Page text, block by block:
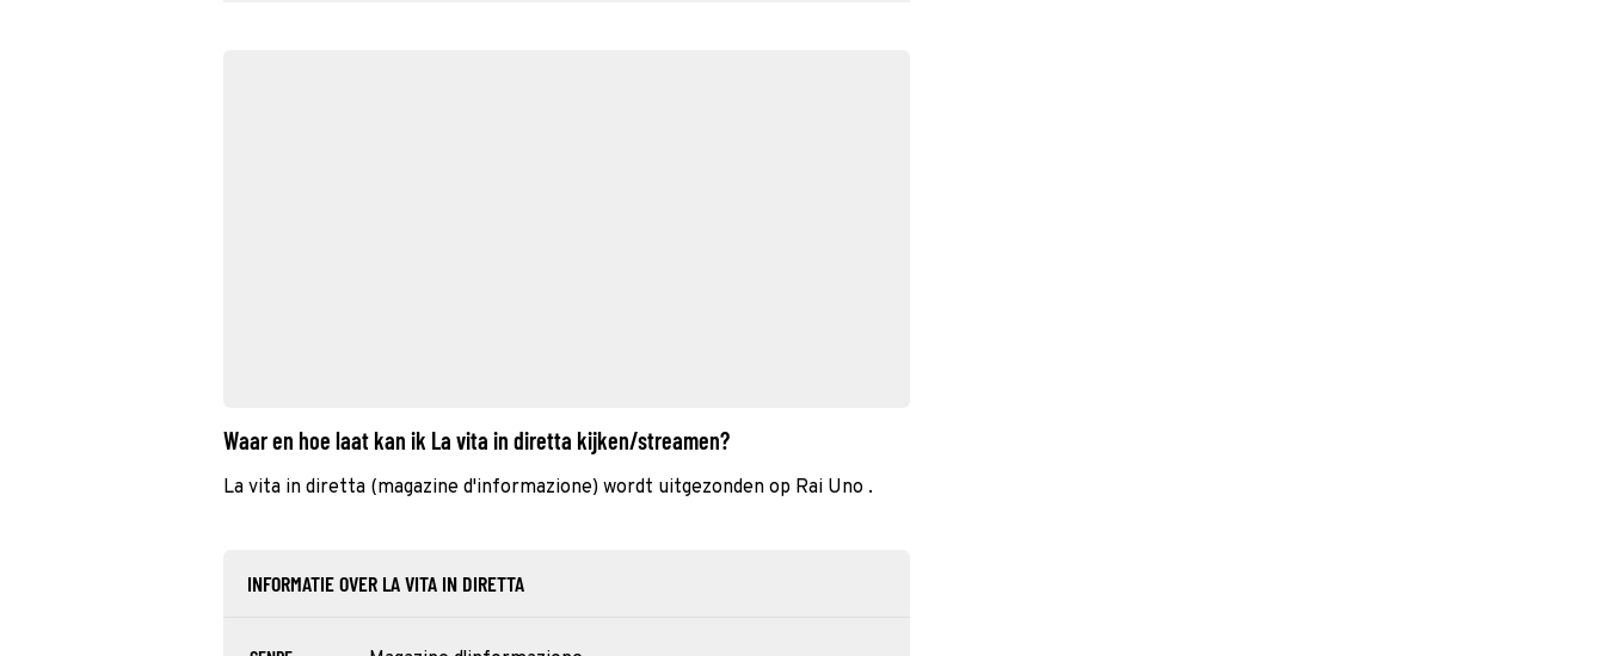
Waar en hoe laat kan ik La vita in diretta kijken/streamen?
La vita in diretta (magazine d'informazione) wordt uitgezonden op Rai Uno .
INFORMATIE OVER LA VITA IN DIRETTA